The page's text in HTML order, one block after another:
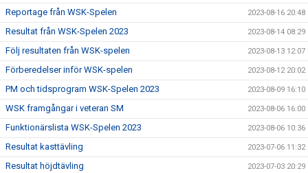
Reportage från WSK-Spelen 2023-08-16 20:48
Resultat från WSK-Spelen 2023 2023-08-14 08:29
Följ resultaten från WSK-spelen 2023-08-13 12:07
Förberedelser inför WSK-spelen 2023-08-12 20:02
PM och tidsprogram WSK-Spelen 2023 2023-08-09 16:10
WSK framgångar i veteran SM 2023-08-06 16:00
Funktionärslista WSK-Spelen 2023 2023-08-06 10:36
Resultat kasttävling 2023-07-06 11:32
Resultat höjdtävling 2023-07-03 20:29